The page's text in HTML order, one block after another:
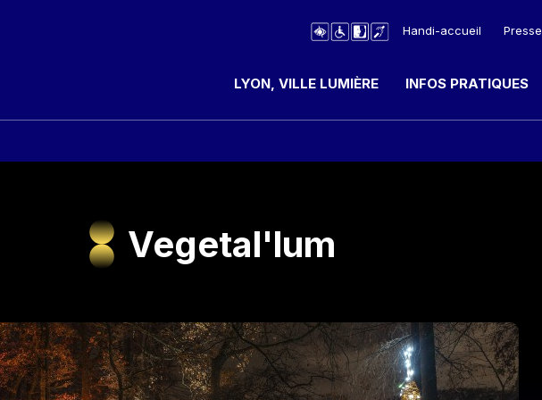
Handi-accueil Presse
LYON, VILLE LUMIÈRE INFOS PRATIQUES
Vegetal'lum